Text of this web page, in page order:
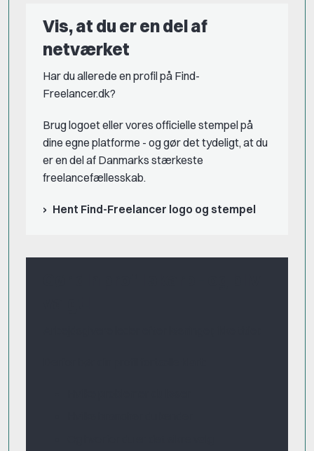
Vis, at du er en del af
netværket
Har du allerede en profil på Find-
Freelancer.dk?
Brug logoet eller vores officielle stempel på
dine egne platforme - og gør det tydeligt, at du
er en del af Danmarks stærkeste
freelancefællesskab.
Hent Find-Freelancer logo og stempel